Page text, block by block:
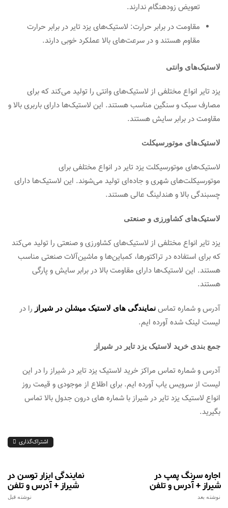
تعویض زودهنگام ندارند.
مقاومت در برابر حرارت: لاستیک‌های یزد تایر در برابر حرارت
مقاوم هستند و در سرعت‌های بالا عملکرد خوبی دارند.
لاستیک‌های وانتی
یزد تایر انواع مختلفی از لاستیک‌های وانتی را تولید می‌کند که برای
مصارف سبک و سنگین مناسب هستند. این لاستیک‌ها دارای باربری بالا و
مقاومت در برابر سایش هستند.
لاستیک‌های موتورسیکلت
لاستیک‌های موتورسیکلت یزد تایر در انواع مختلفی برای
موتورسیکلت‌های شهری و جاده‌ای تولید می‌شوند. این لاستیک‌ها دارای
چسبندگی بالا و هندلینگ عالی هستند.
لاستیک‌های کشاورزی و صنعتی
یزد تایر انواع مختلفی از لاستیک‌های کشاورزی و صنعتی را تولید می‌کند
که برای استفاده در تراکتورها، کمباین‌ها و ماشین‌آلات صنعتی مناسب
هستند. این لاستیک‌ها دارای مقاومت بالا در برابر سایش و پارگی
هستند.
آدرس و شماره تماس نمایندگی های لاستیک میشلن در شیراز را در
لیست لینک شده آورده ایم.
جمع بندی خرید لاستیک یزد تایر در شیراز
آدرس و شماره تماس مراکز خرید لاستیک یزد تایر در شیراز را در این
لیست از سرویس یاب آورده ایم. برای اطلاع از موجودی و قیمت روز
انواع لاستیک یزد تایر در شیراز با شماره های درون جدول بالا تماس
بگیرید.
اشتراک‌گذاری
نمایندگی ابزار توسن در
شیراز + آدرس و تلفن
نوشته قبل
اجاره سرنگ پمپ در
شیراز + آدرس و تلفن
نوشته بعد